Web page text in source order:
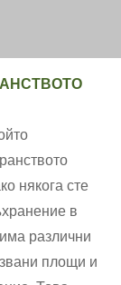
някога сте
в
различни
площи и